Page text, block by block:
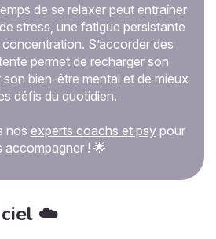
de se relaxer peut entraîner
stress, une fatigue persistante
S’accorder des
permet de recharger son
son bien-être mental et de mieux
défis du quotidien.
nos experts coachs et psypour
accompagner ! 🌟
ciel ☁️